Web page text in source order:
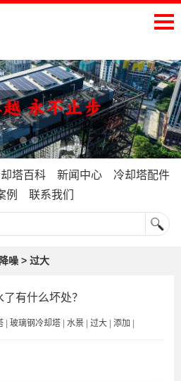
塔百科 新闻中心
冷却塔配件
例
联系我们
噪 > 过大
有什么坏处？
| 玻璃钢冷却塔 | 水景 | 过大 | 添加 |